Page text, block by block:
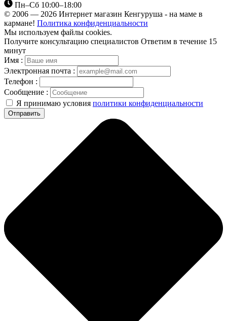
Пн–Сб 10:00–18:00
© 2006 — 2026 Интернет магазин Кенгуруша - на маме в
кармане! Политика конфиденциальности
Мы используем файлы cookies.
Получите консультацию специалистов Ответим в течение 15
минут
Имя :
Электронная почта :
Телефон :
Сообщение :
Я принимаю условия политики конфиденциальности
Отправить